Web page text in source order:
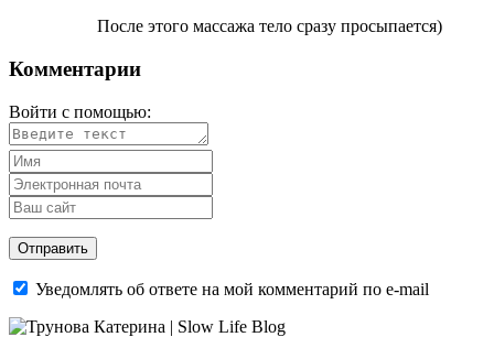
После этого массажа тело сразу просыпается)
Комментарии
Войти с помощью:
Уведомлять об ответе на мой комментарий по e-mail